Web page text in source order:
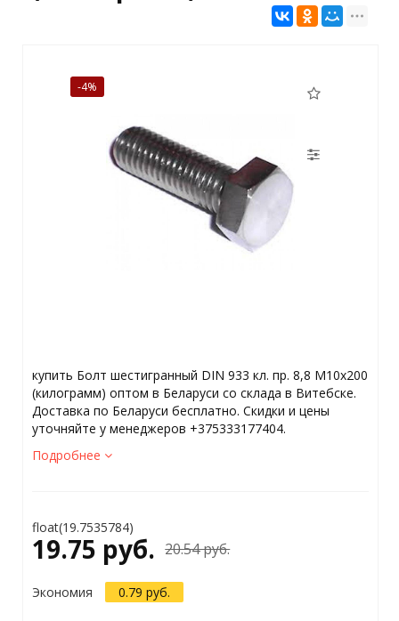
-4%
купить Болт шестигранный DIN 933 кл. пр. 8,8 M10x200
(килограмм) оптом в Беларуси со склада в Витебске.
Доставка по Беларуси бесплатно. Скидки и цены
уточняйте у менеджеров +375333177404.
Подробнее
float(19.7535784)
19.75 руб. 20.54 руб.
Экономия 0.79 руб.